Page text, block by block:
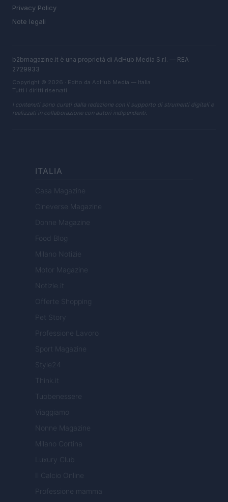
Privacy Policy
Note legali
b2bmagazine.it è una proprietà di AdHub Media S.r.l. — REA
2729933
Copyright © 2026 · Edito da AdHub Media — Italia
Tutti i diritti riservati
I contenuti sono curati dalla redazione con il supporto di strumenti digitali e
realizzati in collaborazione con autori indipendenti.
ITALIA
Casa Magazine
Cineverse Magazine
Donne Magazine
Food Blog
Milano Notizie
Motor Magazine
Notizie.it
Offerte Shopping
Pet Story
Professione Lavoro
Sport Magazine
Style24
Think.it
Tuobenessere
Viaggiamo
Nonne Magazine
Milano Cortina
Luxury Club
Il Calcio Online
Professione mamma